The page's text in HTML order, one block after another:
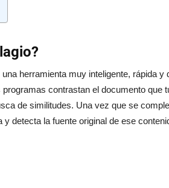
herramienta muy inteligente, rápida y
contrastan el documento que
de similitudes. Una vez que se
detecta la fuente original de ese